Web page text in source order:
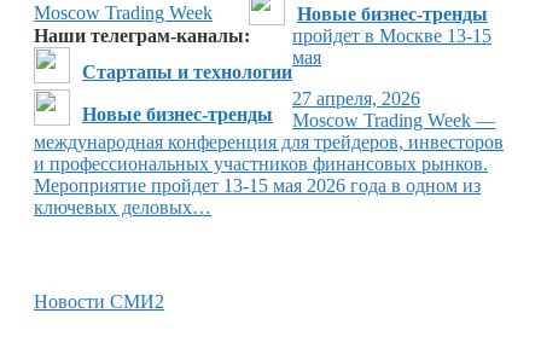
Новые бизнес-тренды
Наши телеграм-каналы:
Стартапы и технологии
Новые бизнес-тренды
Moscow Trading Week
пройдет в Москве 13-15
мая
27 апреля, 2026
Moscow Trading Week —
международная конференция для трейдеров, инвесторов
и профессиональных участников финансовых рынков.
Мероприятие пройдет 13-15 мая 2026 года в одном из
ключевых деловых…
Новости СМИ2